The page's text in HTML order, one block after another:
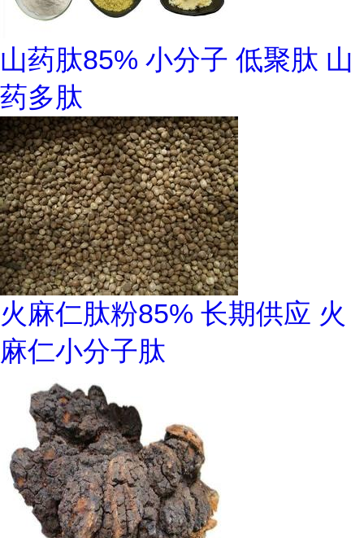
山药肽85% 小分子 低聚肽 山
药多肽
火麻仁肽粉85% 长期供应 火
麻仁小分子肽